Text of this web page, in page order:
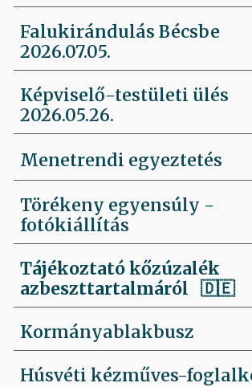
Falukirándulás Bécsbe
2026.07.05.
Képviselő-testületi ülés
2026.05.26.
Menetrendi egyeztetés
Törékeny egyensúly -
fotókiállítás
Tájékoztató kőzúzalék
azbeszttartalmáról 🇩🇪
Kormányablakbusz
Húsvéti kézműves-